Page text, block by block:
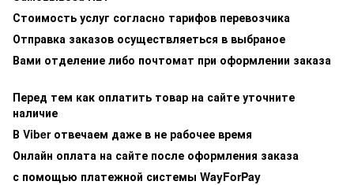
Стоимость услуг согласно тарифов перевозчика
Отправка заказов осуществляеться в выбраное
Вами отделение либо почтомат при оформлении заказа
Перед тем как оплатить товар на сайте уточните
наличие
В Viber отвечаем даже в не рабочее время
Онлайн оплата на сайте после оформления заказа
с помощью платежной системы WayForPay